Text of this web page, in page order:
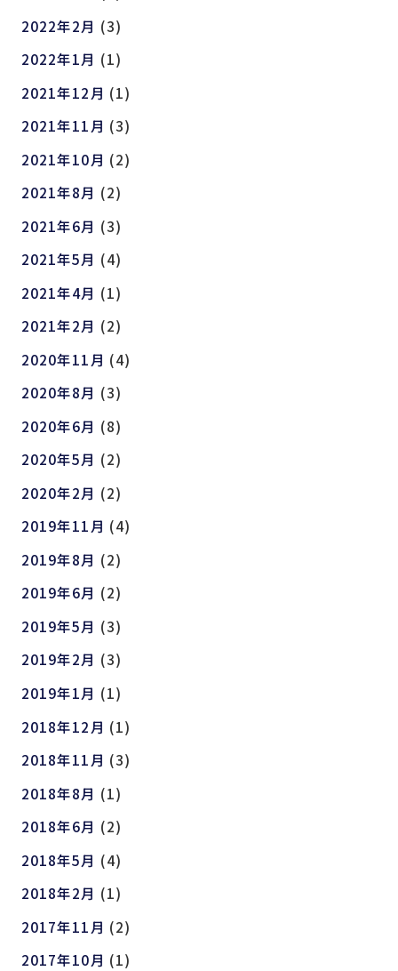
2022年2月 (3)
2022年1月 (1)
2021年12月 (1)
2021年11月 (3)
2021年10月 (2)
2021年8月 (2)
2021年6月 (3)
2021年5月 (4)
2021年4月 (1)
2021年2月 (2)
2020年11月 (4)
2020年8月 (3)
2020年6月 (8)
2020年5月 (2)
2020年2月 (2)
2019年11月 (4)
2019年8月 (2)
2019年6月 (2)
2019年5月 (3)
2019年2月 (3)
2019年1月 (1)
2018年12月 (1)
2018年11月 (3)
2018年8月 (1)
2018年6月 (2)
2018年5月 (4)
2018年2月 (1)
2017年11月 (2)
2017年10月 (1)